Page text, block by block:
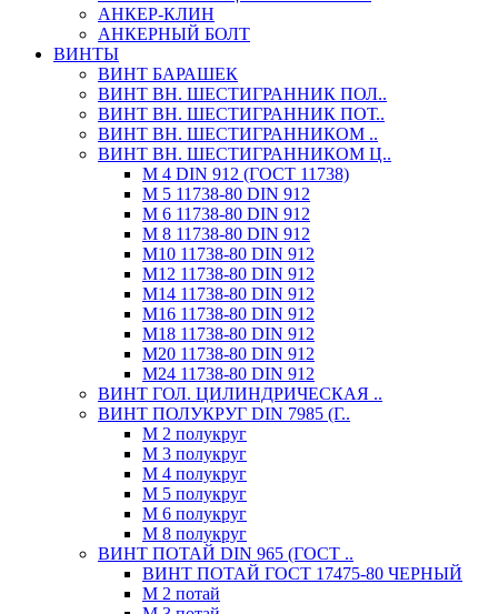
АНКЕР-КЛИН
АНКЕРНЫЙ БОЛТ
ВИНТЫ
ВИНТ БАРАШЕК
ВИНТ ВН. ШЕСТИГРАННИК ПОЛ..
ВИНТ ВН. ШЕСТИГРАННИК ПОТ..
ВИНТ ВН. ШЕСТИГРАННИКОМ ..
ВИНТ ВН. ШЕСТИГРАННИКОМ Ц..
М 4 DIN 912 (ГОСТ 11738)
М 5 11738-80 DIN 912
М 6 11738-80 DIN 912
М 8 11738-80 DIN 912
М10 11738-80 DIN 912
М12 11738-80 DIN 912
М14 11738-80 DIN 912
М16 11738-80 DIN 912
М18 11738-80 DIN 912
М20 11738-80 DIN 912
М24 11738-80 DIN 912
ВИНТ ГОЛ. ЦИЛИНДРИЧЕСКАЯ ..
ВИНТ ПОЛУКРУГ DIN 7985 (Г..
М 2 полукруг
М 3 полукруг
М 4 полукруг
М 5 полукруг
М 6 полукруг
М 8 полукруг
ВИНТ ПОТАЙ DIN 965 (ГОСТ ..
ВИНТ ПОТАЙ ГОСТ 17475-80 ЧЕРНЫЙ
М 2 потай